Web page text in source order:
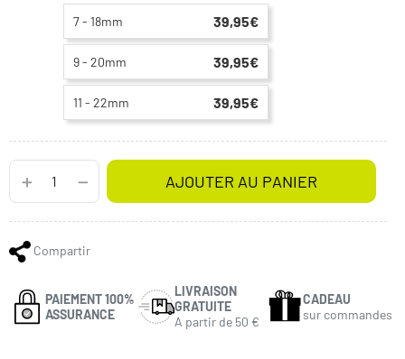
7 - 18mm 39,95€
9 - 20mm 39,95€
11 - 22mm 39,95€
AJOUTER AU PANIER
Compartir
PAIEMENT 100%
ASSURANCE
LIVRAISON
GRATUITE
A partir de 50 €
CADEAU
sur commandes